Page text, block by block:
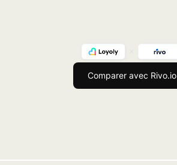
Comparer avec Rivo.io